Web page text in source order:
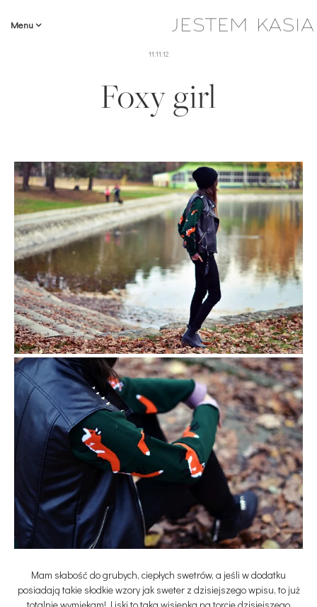
Menu
11.11.12
Foxy girl
Mam słabość do grubych, ciepłych swetrów, a jeśli w dodatku
posiadają takie słodkie wzory jak sweter z dzisiejszego wpisu, to już